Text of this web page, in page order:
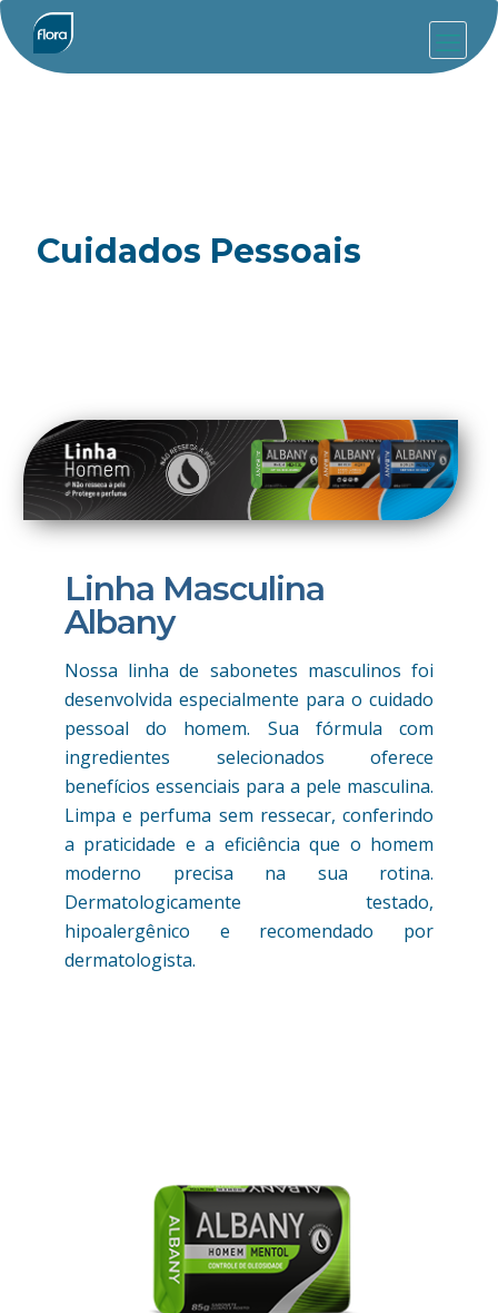
Cuidados Pessoais
Linha Masculina
Albany
Nossa linha de sabonetes masculinos foi
desenvolvida especialmente para o cuidado
pessoal do homem. Sua fórmula com
ingredientes selecionados oferece
benefícios essenciais para a pele masculina.
Limpa e perfuma sem ressecar, conferindo
a praticidade e a eficiência que o homem
moderno precisa na sua rotina.
Dermatologicamente testado,
hipoalergênico e recomendado por
dermatologista.